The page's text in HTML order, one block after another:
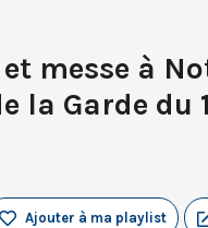
messe à
la Garde du
Ajouter à ma playlist